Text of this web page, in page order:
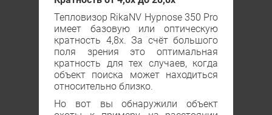
Тепловизор RikaNV Hypnose 350 Рro
имеет базовую или оптическую
кратность 4,8х. За счёт большого
поля зрения это оптимальная
кратность для тех случаев, когда
объект поиска может находиться
относительно близко.
Но вот вы обнаружили объект